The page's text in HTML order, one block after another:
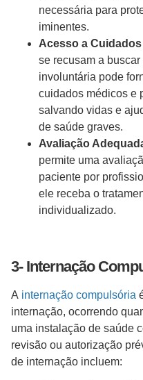
necessária para
iminentes.
Acesso a
se recusam a
involuntária pode
cuidados médicos e
salvando vidas e
de saúde graves.
Avaliação
permite uma
paciente por
ele receba o
individualizado.
3- Internação
A internação compulsória
internação, ocorrendo
uma instalação de saúde
revisão ou autorização
de internação incluem: